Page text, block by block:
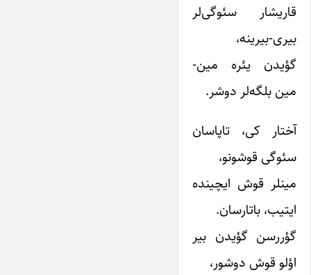
قاریشار سئوگی‌لر
بیری-بیرینه،
گؤیدن یئره مین-
مین بلگه‌لر دوشر.
آختار کی، تاپاسان
سئوگی قوشونو،
مینلر قوش ایچینده
ایتیب، باتارسان.
گؤررسن گؤیدن بیر
اؤلو قوش دوشور،